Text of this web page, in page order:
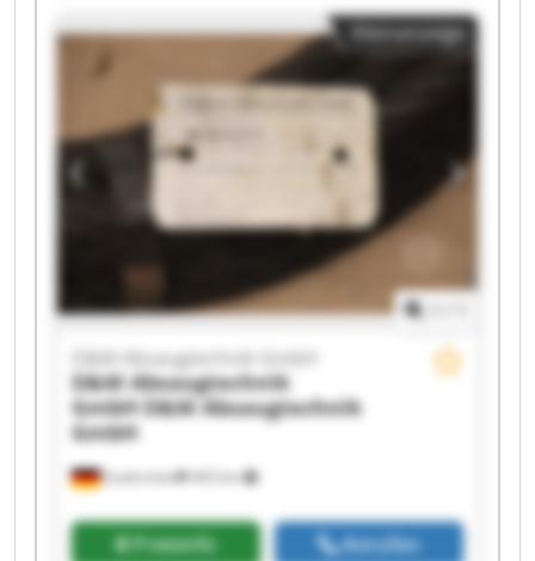
Absaugtechnik GmbH D&M Absaugtechnik
GmbH D&M Absaugtechnik GmbH D&M
Absaugtechnik GmbH D&M Absaugtechnik
GmbH D&M Absaugtechnik GmbH D&M
Absaugtechnik GmbH D&M Absaugtechnik
GmbH D&M Absaugtechnik GmbH D&M
Absaugtechnik GmbH D&M Absaugtechnik
GmbH D&M Absaugtechnik GmbH D&M
Absaugtechnik GmbH D&M Absaugtechnik
Kleinanzeige
Euskirchen 443 km
D&M Absaugtechnik GmbH
D&M Absaugtechnik
GmbH D&M Absaugtechnik
GmbH
Preisinfo Anrufen